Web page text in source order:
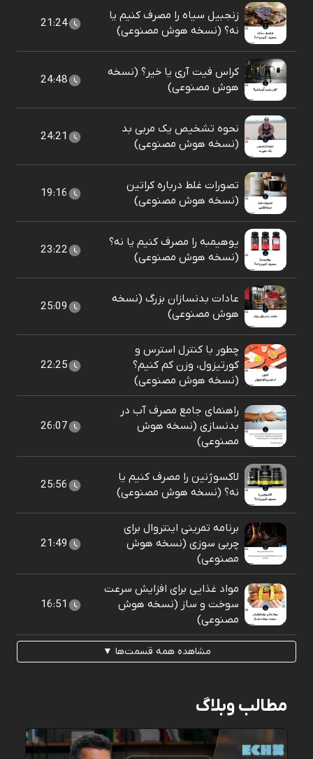
زنجبیل سیاه را مصرف کنیم یا
نه؟ (نسخه هوش مصنوعی)
21:24
کراس فیت آری یا خیر؟ (نسخه
هوش مصنوعی)
24:48
نحوه تشخیص یک مربی بد
(نسخه هوش مصنوعی)
24:21
تصورات غلط درباره کراتین
(نسخه هوش مصنوعی)
19:16
یوهیمبه را مصرف کنیم یا نه؟
(نسخه هوش مصنوعی)
23:22
عادات بدنسازان بزرگ (نسخه
هوش مصنوعی)
25:09
چطور با کنترل استرس و
کورتیزول، وزن کم کنیم؟
(نسخه هوش مصنوعی)
22:25
راهنمای جامع مصرف آب در
بدنسازی (نسخه هوش
مصنوعی)
26:07
لاکسوژنین را مصرف کنیم یا
نه؟ (نسخه هوش مصنوعی)
25:56
برنامه تمرینی اینتروال برای
چربی سوزی (نسخه هوش
مصنوعی)
21:49
مواد غذایی برای افزایش سرعت
سوخت و ساز (نسخه هوش
مصنوعی)
16:51
مشاهده همه قسمت‌ها ▼
مطالب وبلاگ